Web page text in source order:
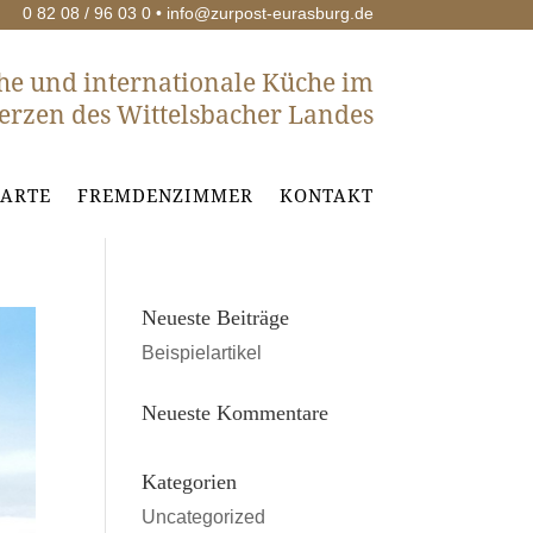
0 82 08 / 96 03 0 • info@zurpost-eurasburg.de
und internationale Küche im
des Wittelsbacher Landes
FREM­DEN­ZIM­MER KON­TAKT
Neu­es­te Beiträge
Bei­spiel­ar­ti­kel
Neu­es­te Kommentare
Kate­go­rien
Uncategorized